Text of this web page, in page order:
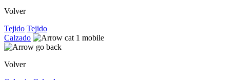
Volver
Tejido Tejido
Calzado
Volver